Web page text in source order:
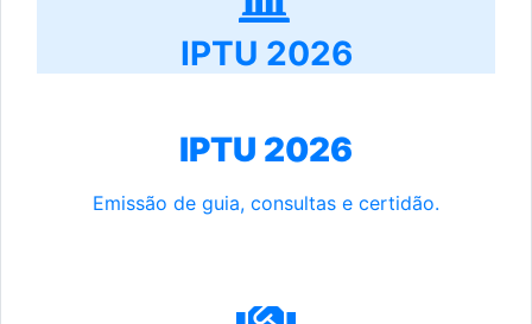
IPTU 2026
IPTU 2026
Emissão de guia, consultas e certidão.